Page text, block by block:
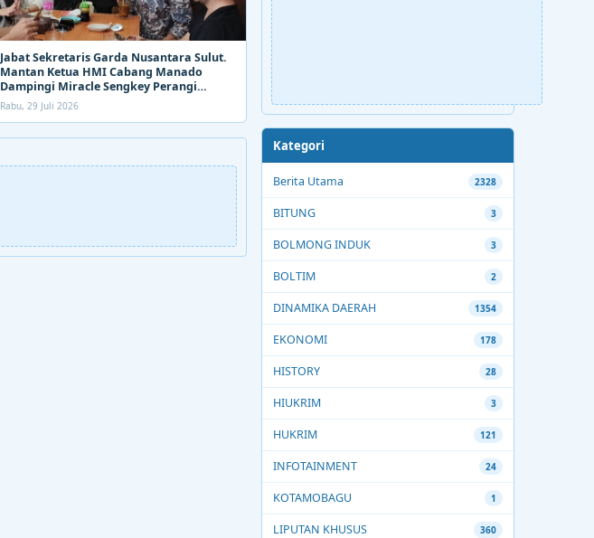
Jabat Sekretaris Garda Nusantara Sulut.
Mantan Ketua HMI Cabang Manado
Dampingi Miracle Sengkey Perangi
Narkoba
Rabu, 29 Juli 2026
Kategori
Berita Utama 2328
BITUNG 3
BOLMONG INDUK 3
BOLTIM 2
DINAMIKA DAERAH 1354
EKONOMI 178
HISTORY 28
HIUKRIM 3
HUKRIM 121
INFOTAINMENT 24
KOTAMOBAGU 1
LIPUTAN KHUSUS 360